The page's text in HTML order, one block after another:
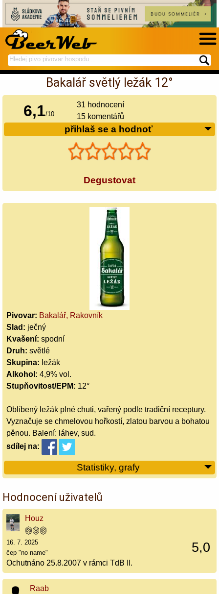
hledej
na
spustí
hledání
Bakalář světlý ležák 12°
6,1/10
31 hodnocení
15 komentářů
přihlaš se a hodnoť
Degustovat
Pivovar: Bakalář, Rakovník
Slad: ječný
Kvašení: spodní
Druh: světlé
Skupina: ležák
Alkohol: 4,9% vol.
Stupňovitost/EPM: 12°
Oblíbený ležák plné chuti, vařený podle tradiční receptury.
Vyznačuje se chmelovou hořkostí, zlatou barvou a bohatou
pěnou. Balení: láhev, sud.
sdílej na:
Statistiky, grafy
Hodnocení uživatelů
Houz
5,0
16. 7. 2025
čep "no name"
Ochutnáno 25.8.2007 v rámci TdB II.
Raab